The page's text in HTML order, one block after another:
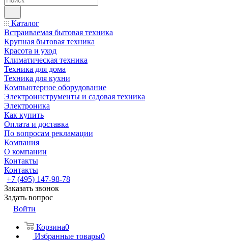
Каталог
Встраиваемая бытовая техника
Крупная бытовая техника
Красота и уход
Климатическая техника
Техника для дома
Техника для кухни
Компьютерное оборудование
Электроинструменты и садовая техника
Электроника
Как купить
Оплата и доставка
По вопросам рекламации
Компания
О компании
Контакты
Контакты
+7 (495) 147-98-78
Заказать звонок
Задать вопрос
Войти
Корзина0
Избранные товары0